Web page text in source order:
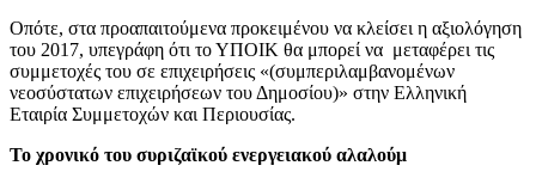
Οπότε, στα προαπαιτούμενα προκειμένου να κλείσει η αξιολόγηση
του 2017, υπεγράφη ότι το ΥΠΟΙΚ θα μπορεί να μεταφέρει τις
συμμετοχές του σε επιχειρήσεις «(συμπεριλαμβανομένων
νεοσύστατων επιχειρήσεων του Δημοσίου)» στην Ελληνική
Εταιρία Συμμετοχών και Περιουσίας.
Το χρονικό του συριζαϊκού ενεργειακού αλαλούμ